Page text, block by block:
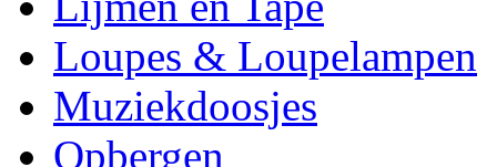
Loupes & Loupelampen
Muziekdoosjes
Opbergen